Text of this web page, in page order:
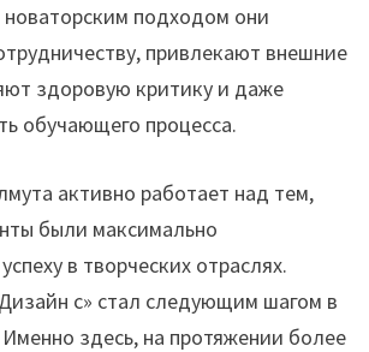
новаторским подходом они
привлекают внешние
здоровую критику и даже
обучающего процесса.
активно работает над тем,
были максимально
в творческих отраслях.
с» стал следующим шагом в
здесь, на протяжении более